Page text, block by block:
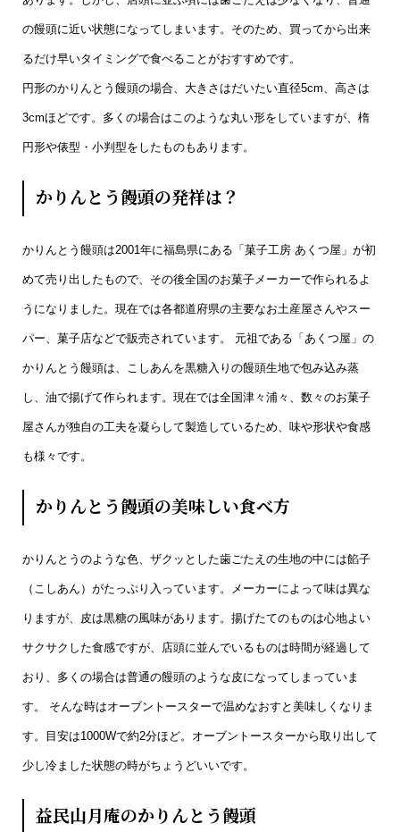
の饅頭に近い状態になってしまいます。そのため、買ってから出来
るだけ早いタイミングで食べることがおすすめです。
円形のかりんとう饅頭の場合、大きさはだいたい直径5cm、高さは
3cmほどです。多くの場合はこのような丸い形をしていますが、楕
円形や俵型・小判型をしたものもあります。
かりんとう饅頭の発祥は？
かりんとう饅頭は2001年に福島県にある「菓子工房 あくつ屋」が初
めて売り出したもので、その後全国のお菓子メーカーで作られるよ
うになりました。現在では各都道府県の主要なお土産屋さんやスー
パー、菓子店などで販売されています。 元祖である「あくつ屋」の
かりんとう饅頭は、こしあんを黒糖入りの饅頭生地で包み込み蒸
し、油で揚げて作られます。現在では全国津々浦々、数々のお菓子
屋さんが独自の工夫を凝らして製造しているため、味や形状や食感
も様々です。
かりんとう饅頭の美味しい食べ方
かりんとうのような色、ザクッとした歯ごたえの生地の中には餡子
（こしあん）がたっぷり入っています。メーカーによって味は異な
りますが、皮は黒糖の風味があります。揚げたてのものは心地よい
サクサクした食感ですが、店頭に並んでいるものは時間が経過して
おり、多くの場合は普通の饅頭のような皮になってしまっていま
す。 そんな時はオーブントースターで温めなおすと美味しくなりま
す。目安は1000Wで約2分ほど。オーブントースターから取り出して
少し冷ました状態の時がちょうどいいです。
益民山月庵のかりんとう饅頭